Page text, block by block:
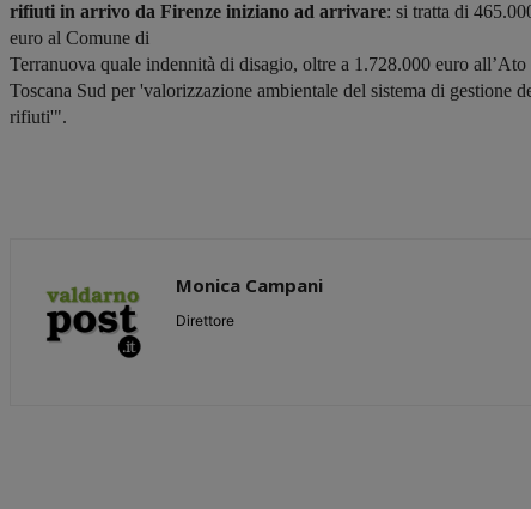
rifiuti in arrivo da Firenze iniziano ad arrivare: si tratta di
euro al Comune di
Terranuova quale indennità di disagio, oltre a 1.728.000 euro all’Ato
Toscana Sud per 'valorizzazione ambientale del sistema di gestione
rifiuti'".
Monica Campani
Direttore